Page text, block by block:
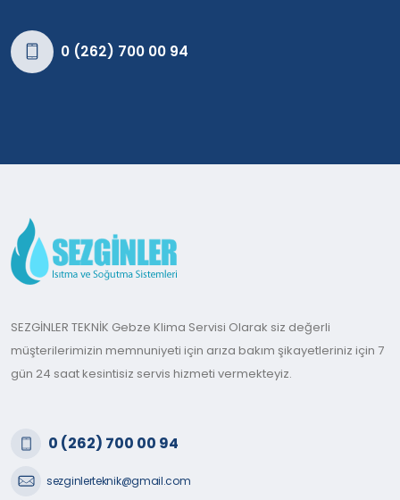
0 (262) 700 00 94
SEZGİNLER TEKNİK Gebze Klima Servisi Olarak siz değerli
müşterilerimizin memnuniyeti için arıza bakım şikayetleriniz için 7
gün 24 saat kesintisiz servis hizmeti vermekteyiz.
0 (262) 700 00 94
sezginlerteknik@gmail.com